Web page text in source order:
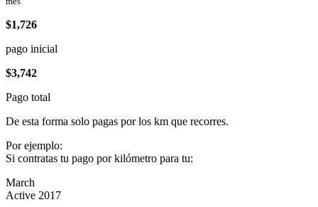
$1,726
pago inicial
$3,742
Pago total
De esta forma solo pagas por los km que recorres.
Por ejemplo:
Si contratas tu pago por kilómetro para tu:
March
Active 2017